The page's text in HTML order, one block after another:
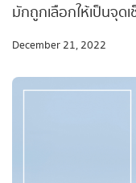
มักถูกเลือกให้เป็นจุ
คาเฟ่นนทบุรี อัปเดตใ
ถ่ายรูปชิค ๆ ตอบโจ
รอให้เราแวะไปเช็ค
December 21, 2022